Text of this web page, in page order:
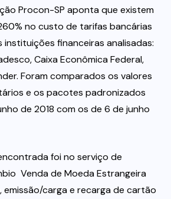
Procon-SP aponta que existem
no custo de tarifas bancárias
instituições financeiras analisadas:
Caixa Econômica Federal,
Foram comparados os valores
e os pacotes padronizados
de 2018 com os de 6 de junho
foi no serviço de
 Venda de Moeda Estrangeira
emissão/carga e recarga de cartão